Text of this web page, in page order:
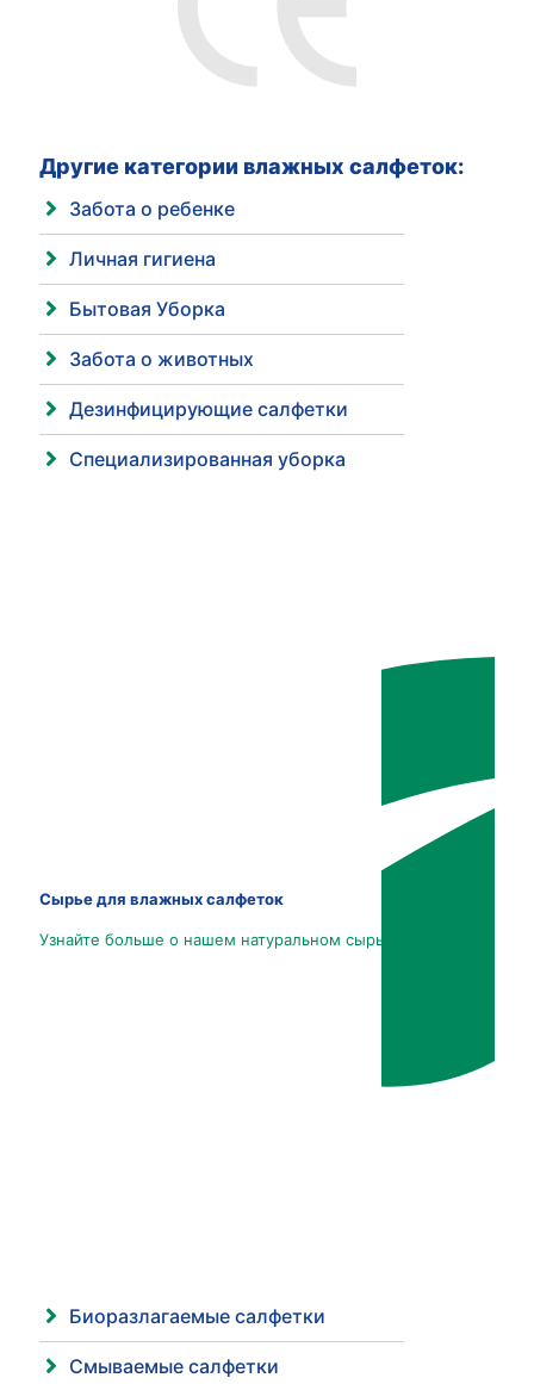
Другие категории влажных салфеток:
Забота о ребенке
Личная гигиена
Бытовая Уборка
Забота о животных
Дезинфицирующие салфетки
Специализированная уборка
Сырье для влажных салфеток
Узнайте больше о нашем натуральном сырье
Биоразлагаемые салфетки
Смываемые салфетки